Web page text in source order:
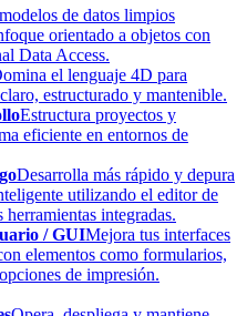
de datos limpios
orientado a objetos con
Data Access.
el lenguaje 4D para
estructurado y mantenible.
Estructura proyectos y
eficiente en entornos de
Desarrolla más rápido y depura
utilizando el editor de
integradas.
/ GUIMejora tus interfaces
elementos como formularios,
de impresión.